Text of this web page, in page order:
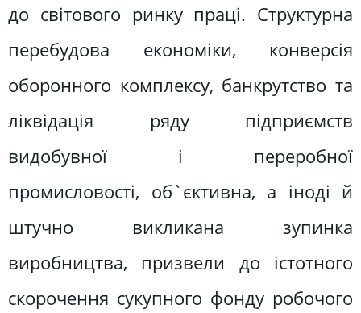
до світового ринку праці. Структурна
перебудова економіки, конверсія
оборонного комплексу, банкрутство та
ліквідація ряду підприємств
видобувної і переробної
промисловості, об`єктивна, а іноді й
штучно викликана зупинка
виробництва, призвели до істотного
скорочення сукупного фонду робочого